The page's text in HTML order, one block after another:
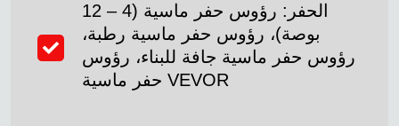
الحفر: رؤوس حفر ماسية (4 – 12
بوصة)، رؤوس حفر ماسية رطبة،
رؤوس حفر ماسية جافة للبناء، رؤوس
حفر ماسية VEVOR